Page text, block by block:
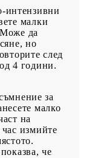
и устните.
алергия или
боя върху
половин час
Липсата
няма
OIL,
CALCIUM
POTASSIUM
(CI 77266, CI
CI 19140)
интензивни
малки
да
но
след
4 години.
за
малко
на
измийте
че